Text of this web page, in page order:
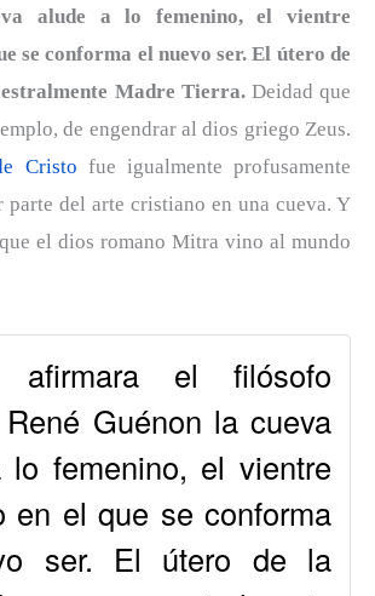
alude a lo femenino, el vientre
se conforma el nuevo ser. El útero de
Madre Tierra.Deidad que
de engendrar al dios griego Zeus.
Cristo fue igualmente profusamente
parte del arte cristiano en una cueva. Y
el dios romano Mitra vino al mundo
afirmara el filósofo
Guénon la cueva
lo femenino, el vientre
en el que se conforma
ser. El útero de la